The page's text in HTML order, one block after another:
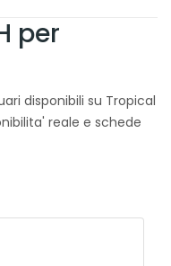
per
disponibili su Tropical
reale e schede